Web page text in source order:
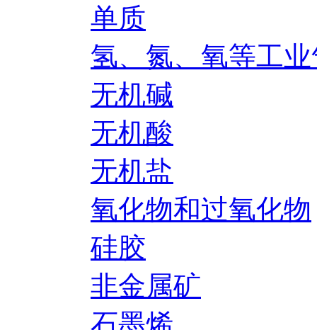
单质
氢、氮、氧等工
无机碱
无机酸
无机盐
氧化物和过氧化物
硅胶
非金属矿